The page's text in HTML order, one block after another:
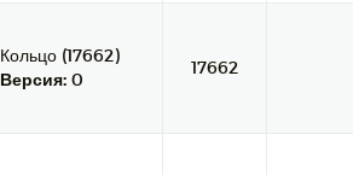
Кольцо (17662)
Версия: 0
17662